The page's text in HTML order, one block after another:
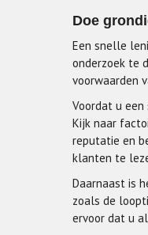
Doe
Een snelle
onderzoek te
voorwaarden
Voordat u
Kijk naar
reputatie en
klanten te
Daarnaast is
zoals de
ervoor dat u